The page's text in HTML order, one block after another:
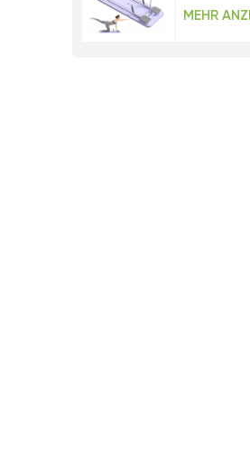
MEHR